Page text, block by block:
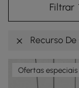
Filtrar
Recurso
Ofertas especiais